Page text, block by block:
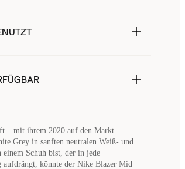
– mit ihrem 2020 auf den Markt
Grey in sanften neutralen Weiß- und
einem Schuh bist, der in jede
aufdrängt, könnte der Nike Blazer Mid